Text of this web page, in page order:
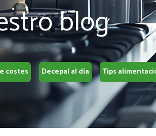
blog
costes Decepal al día Tips